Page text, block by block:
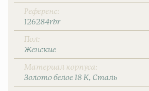
Референс
126284rbr
Пол
Женские
Материал корпуса
Золото белое 18 К Сталь